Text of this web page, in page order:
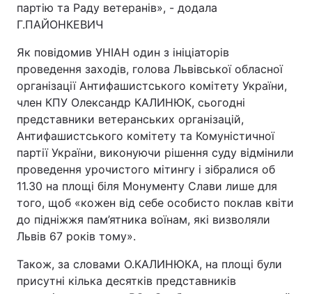
партію та Раду ветеранів», - додала
Г.ПАЙОНКЕВИЧ
Як повідомив УНІАН один з ініціаторів
проведення заходів, голова Львівської обласної
організації Антифашистського комітету України,
член КПУ Олександр КАЛИНЮК, сьогодні
представники ветеранських організацій,
Антифашистського комітету та Комуністичної
партії України, виконуючи рішення суду відмінили
проведення урочистого мітингу і зібралися об
11.30 на площі біля Монументу Слави лише для
того, щоб «кожен від себе особисто поклав квіти
до підніжжя пам’ятника воїнам, які визволяли
Львів 67 років тому».
Також, за словами О.КАЛИНЮКА, на площі були
присутні кілька десятків представників